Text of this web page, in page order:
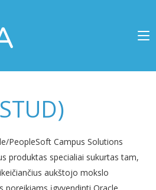
PeopleSoft Campus Solutions
produktas specialiai sukurtas tam,
aukštojo mokslo